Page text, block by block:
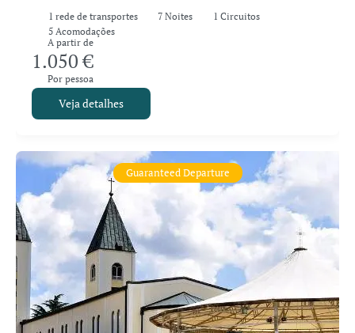
1 rede de transportes 7 Noites
1 Circuitos
5 Acomodações
A partir de
1.050 €
Por pessoa
Veja detalhes
Guaranteed Departure